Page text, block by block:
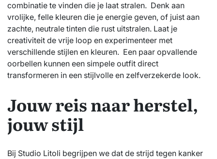
combinatie te vinden die je laat stralen. Denk aan
vrolijke, felle kleuren die je energie geven, of juist aan
zachte, neutrale tinten die rust uitstralen. Laat je
creativiteit de vrije loop en experimenteer met
verschillende stijlen en kleuren. Een paar opvallende
oorbellen kunnen een simpele outfit direct
transformeren in een stijlvolle en zelfverzekerde look.
Jouw reis naar herstel,
jouw stijl
Bij Studio Litoli begrijpen we dat de strijd tegen kanker